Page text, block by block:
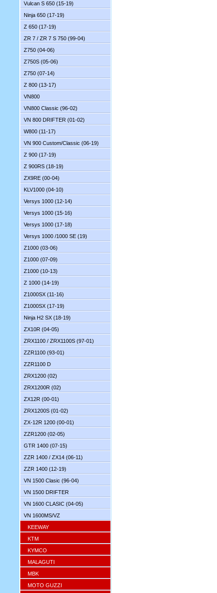
Vulcan S 650 (15-19)
Ninja 650 (17-19)
Z 650 (17-19)
ZR 7 / ZR 7 S 750 (99-04)
Z750 (04-06)
Z750S (05-06)
Z750 (07-14)
Z 800 (13-17)
VN800
VN800 Classic (96-02)
VN 800 DRIFTER (01-02)
W800 (11-17)
VN 900 Custom/Classic (06-19)
Z 900 (17-19)
Z 900RS (18-19)
ZX9RE (00-04)
KLV1000 (04-10)
Versys 1000 (12-14)
Versys 1000 (15-16)
Versys 1000 (17-18)
Versys 1000 /1000 SE (19)
Z1000 (03-06)
Z1000 (07-09)
Z1000 (10-13)
Z 1000 (14-19)
Z1000SX (11-16)
Z1000SX (17-19)
Ninja H2 SX (18-19)
ZX10R (04-05)
ZRX1100 / ZRX1100S (97-01)
ZZR1100 (93-01)
ZZR1100 D
ZRX1200 (02)
ZRX1200R (02)
ZX12R (00-01)
ZRX1200S (01-02)
ZX-12R 1200 (00-01)
ZZR1200 (02-05)
GTR 1400 (07-15)
ZZR 1400 / ZX14 (06-11)
ZZR 1400 (12-19)
VN 1500 Clasic (96-04)
VN 1500 DRIFTER
VN 1600 CLASIC (04-05)
VN 1600MS/VZ
KEEWAY
KTM
KYMCO
MALAGUTI
MBK
MOTO GUZZI